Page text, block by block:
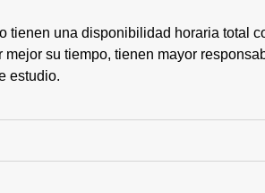
tienen una disponibilidad horaria total
su tiempo, tienen mayor
estudio.